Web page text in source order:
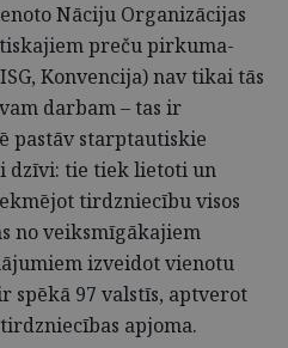
Nāciju Organizācijas
preču pirkuma-
Konvencija) nav tikai tās
darbam – tas ir
pastāv starptautiskie
dzīvi: tie tiek lietoti un
tirdzniecību visos
no veiksmīgākajiem
izveidot vienotu
spēkā 97 valstīs, aptverot
apjoma.